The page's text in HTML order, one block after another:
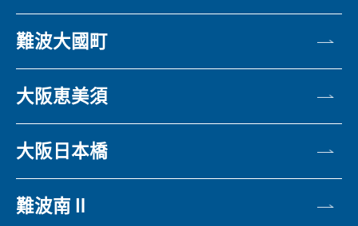
難波大國町
大阪恵美須
大阪日本橋
難波南Ⅱ